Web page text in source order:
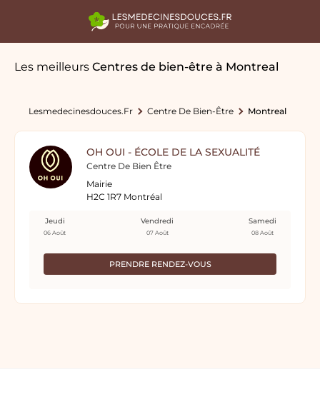
Les meilleurs Centres de bien-être à Montreal
Lesmedecinesdouces.fr Centre De Bien-Être Montreal
OH OUI - ÉCOLE DE LA SEXUALITÉ
Centre De Bien Être
Mairie
H2C 1R7 Montréal
PRENDRE RENDEZ-VOUS
Jeudi
06 Août
Vendredi
07 Août
Samedi
08 Août